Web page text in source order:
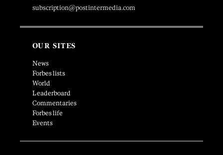
subscription@postintermedia.com
OUR SITES
News
Forbes lists
World
Leaderboard
Commentaries
Forbes life
Events